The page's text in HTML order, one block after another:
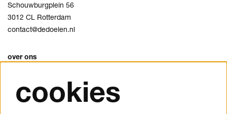
Schouwburgplein 56
3012 CL Rotterdam
contact@dedoelen.nl
over ons
openingstijden & contact
veelgestelde vragen
cookies